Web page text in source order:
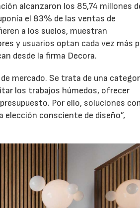
alcanzaron los 85,74 millones
el 83% de las ventas de
a los suelos, muestran
y usuarios optan cada vez más
desde la firma Decora.
mercado. Se trata de una
los trabajos húmedos, ofrecer
Por ello, soluciones
consciente de diseño”,